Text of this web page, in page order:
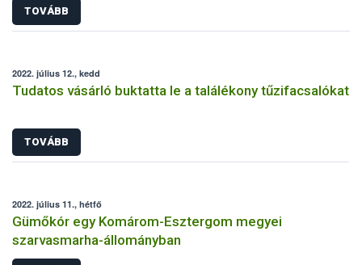
TOVÁBB
2022. július 12., kedd
Tudatos vásárló buktatta le a találékony tűzifacsalókat
TOVÁBB
2022. július 11., hétfő
Gümőkór egy Komárom-Esztergom megyei
szarvasmarha-állományban